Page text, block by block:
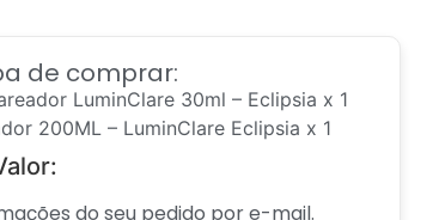
de comprar:
LuminClare 30ml – Eclipsia x 1
200ML – LuminClare Eclipsia x 1
do seu pedido por e-mail.